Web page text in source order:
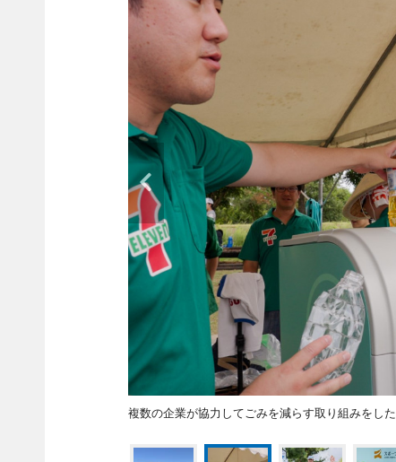
複数の企業が協力してごみを減らす取り組みをした